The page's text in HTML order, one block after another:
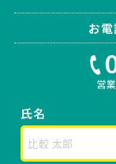
お
氏名
せ
司法
[相談の種類] 起業
急ぎではない [相談
司